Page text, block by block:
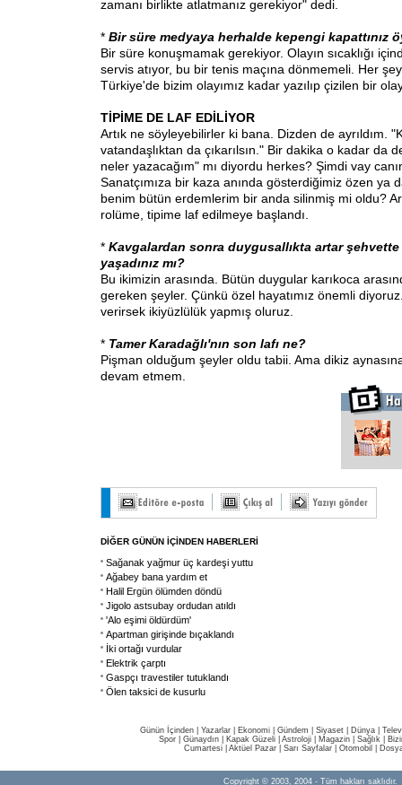
zamanı birlikte atlatmanız gerekiyor" dedi.
* Bir süre medyaya herhalde kepengi kapattınız
Bir süre konuşmamak gerekiyor. Olayın sıcaklığı
servis atıyor, bu bir tenis maçına dönmemeli. Her
Türkiye'de bizim olayımız kadar yazılıp çizilen bir
TİPİME DE LAF EDİLİYOR
Artık ne söyleyebilirler ki bana. Dizden de ayrıldım.
vatandaşlıktan da çıkarılsın." Bir dakika o kadar da
neler yazacağım" mı diyordu herkes? Şimdi vay
Sanatçımıza bir kaza anında gösterdiğimiz özen ya
benim bütün erdemlerim bir anda silinmiş mi oldu?
rolüme, tipime laf edilmeye başlandı.
* Kavgalardan sonra duygusallıkta artar
yaşadınız mı?
Bu ikimizin arasında. Bütün duygular karıkoca
gereken şeyler. Çünkü özel hayatımız önemli
verirsek ikiyüzlülük yapmış oluruz.
* Tamer Karadağlı'nın son lafı ne?
Pişman olduğum şeyler oldu tabii. Ama dikiz
devam etmem.
DİĞER GÜNÜN İÇİNDEN HABERLERİ
Sağanak yağmur üç kardeşi yuttu
Ağabey bana yardım et
Halil Ergün ölümden döndü
Jigolo astsubay ordudan atıldı
'Alo eşimi öldürdüm'
Apartman girişinde bıçaklandı
İki ortağı vurdular
Elektrik çarptı
Gaspçı travestiler tutuklandı
Ölen taksici de kusurlu
Günün İçinden Yazarlar Ekonomi Gündem Siyaset Dünya |
Spor
Günaydın Kapak Güzeli Astroloji Magazin Sağlık
Cumartesi| Aktüel Pazar| Sarı Sayfalar| Otomobil
Copyright © 2003, 2004 - Tüm hakları saklıdır.